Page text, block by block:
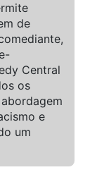
de
Central
os
e
um